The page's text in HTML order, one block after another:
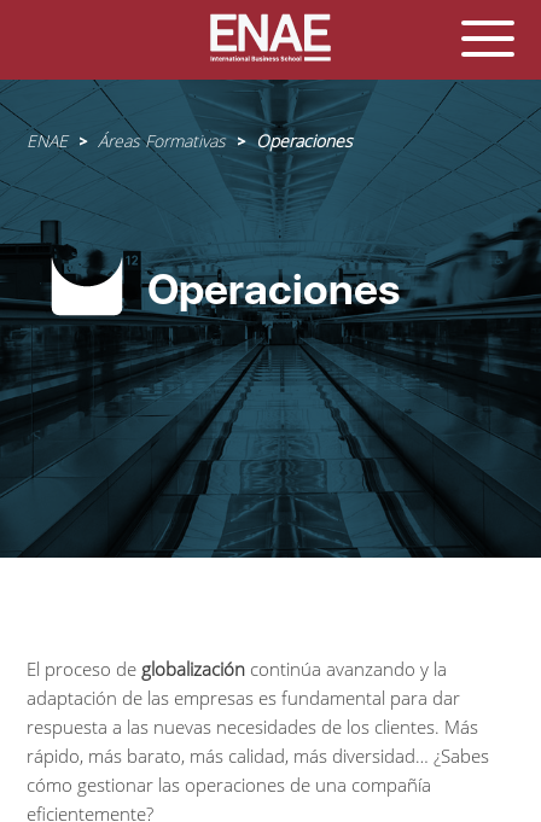
Sobrescribir
enlaces
de
ayuda
a
navegación
ENAE Áreas Formativas Operaciones
Operaciones
El proceso de globalización continúa avanzando y la
adaptación de las empresas es fundamental para dar
respuesta a las nuevas necesidades de los clientes. Más
rápido, más barato, más calidad, más diversidad… ¿Sabes
cómo gestionar las operaciones de una compañía
eficientemente?